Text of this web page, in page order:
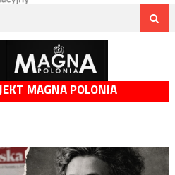
MAGNA POLONIA